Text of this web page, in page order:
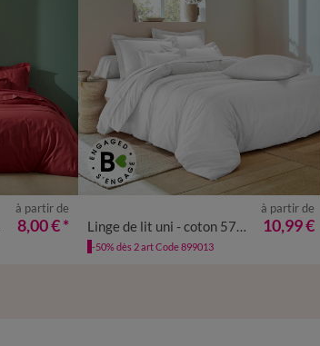
à partir de
8,00 €* Linge de lit uni - coton 57 fils/cm²
à partir de
10,99 €
-50% dès 2 art Code 899013